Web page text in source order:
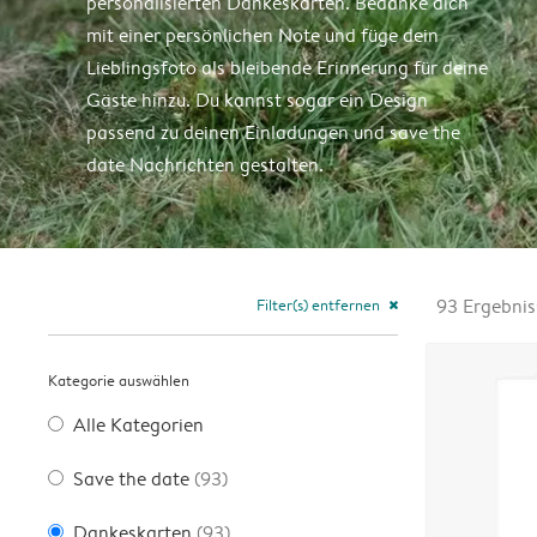
mit einer persönlichen Note und füge dein
Lieblingsfoto als bleibende Erinnerung für deine
Gäste hinzu. Du kannst sogar ein Design
passend zu deinen Einladungen und save the
date Nachrichten gestalten.
Filter(s) entfernen close
Kategorie auswählen
Alle Kategorien
Save the date (93)
93